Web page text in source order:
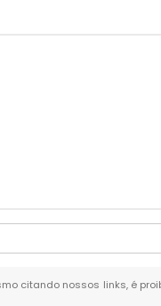
citando nossos links, é